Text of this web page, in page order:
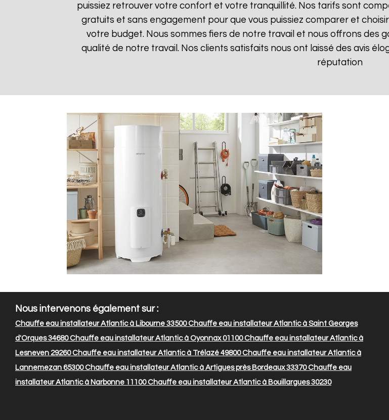
puissiez retrouver votre confort et votre tranquillité. Nos tarifs sont
gratuits et sans engagement pour que vous puissiez comparer et
votre budget. Nous sommes fiers de notre travail et nous offrons des
qualité de notre travail. Nos clients satisfaits nous ont laissé des avis
réputation
Nous intervenons également sur :
Chauffe eau installateur Atlantic à Libourne 33500Chauffe eau installateur Atlantic à Saint Georges
d'Orques 34680Chauffe eau installateur Atlantic à Oyonnax 01100Chauffe eau installateur Atlantic à
Lesneven 29260Chauffe eau installateur Atlantic à Trélazé 49800Chauffe eau installateur Atlantic à
Lannemezan 65300Chauffe eau installateur Atlantic à Artigues près Bordeaux 33370Chauffe eau
installateur Atlantic à Narbonne 11100Chauffe eau installateur Atlantic à Bouillargues 30230